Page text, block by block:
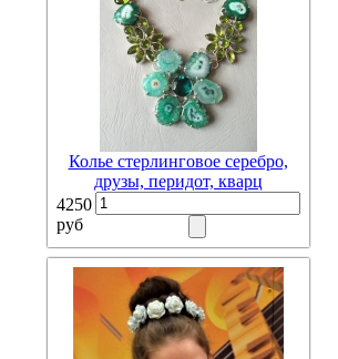
Колье стерлинговое серебро,
друзы, перидот, кварц
4250
руб